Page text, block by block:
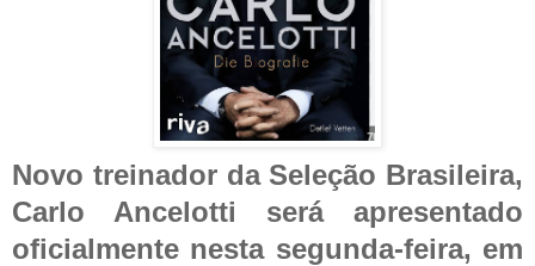
Novo treinador da Seleção Brasileira,
Carlo Ancelotti será apresentado
oficialmente nesta segunda-feira, em